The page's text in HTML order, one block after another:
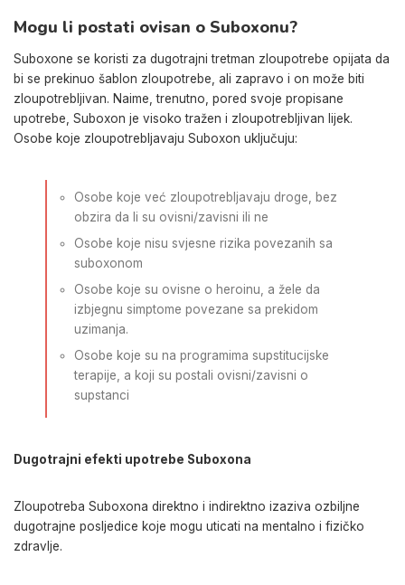
Mogu li postati ovisan o Suboxonu?
Suboxone se koristi za dugotrajni tretman zloupotrebe opijata da
bi se prekinuo šablon zloupotrebe, ali zapravo i on može biti
zloupotrebljivan. Naime, trenutno, pored svoje propisane
upotrebe, Suboxon je visoko tražen i zloupotrebljivan lijek.
Osobe koje zloupotrebljavaju Suboxon uključuju:
Osobe koje već zloupotrebljavaju droge, bez
obzira da li su ovisni/zavisni ili ne
Osobe koje nisu svjesne rizika povezanih sa
suboxonom
Osobe koje su ovisne o heroinu, a žele da
izbjegnu simptome povezane sa prekidom
uzimanja.
Osobe koje su na programima supstitucijske
terapije, a koji su postali ovisni/zavisni o
supstanci
Dugotrajni efekti upotrebe Suboxona
Zloupotreba Suboxona direktno i indirektno izaziva ozbiljne
dugotrajne posljedice koje mogu uticati na mentalno i fizičko
zdravlje.